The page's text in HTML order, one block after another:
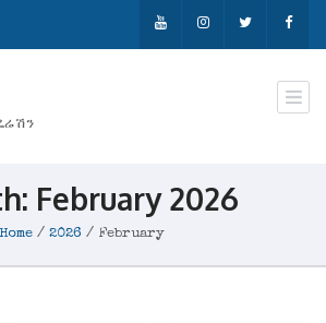
February 2026
Home / 2026 / February